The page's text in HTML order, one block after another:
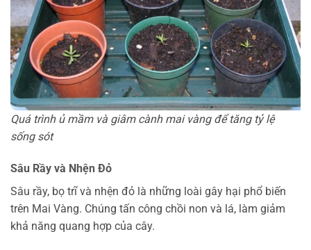
Quá trình ủ mầm và giâm cành mai vàng để tăng tỷ lệ
sống sót
Sâu Rầy và Nhện Đỏ
Sâu rầy, bọ trĩ và nhện đỏ là những loài gây hại phổ biến
trên Mai Vàng. Chúng tấn công chồi non và lá, làm giảm
khả năng quang hợp của cây.